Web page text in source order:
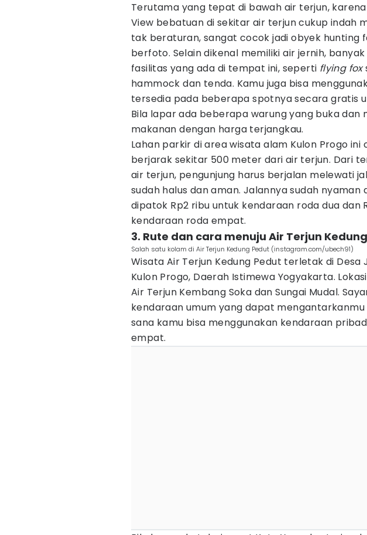
Terutama yang tepat di bawah air terjun,
View bebatuan di sekitar air terjun cukup indah
tak beraturan, sangat cocok jadi obyek hunting
berfoto. Selain dikenal memiliki air jernih,
fasilitas yang ada di tempat ini, seperti flying fox
hammock dan tenda. Kamu juga bisa
tersedia pada beberapa spotnya secara gratis
Bila lapar ada beberapa warung yang buka dan
makanan dengan harga terjangkau.
Lahan parkir di area wisata alam Kulon Progo ini
berjarak sekitar 500 meter dari air terjun. Dari
air terjun, pengunjung harus berjalan melewati
sudah halus dan aman. Jalannya sudah nyaman
dipatok Rp2 ribu untuk kendaraan roda dua dan
kendaraan roda empat.
3. Rute dan cara menuju Air Terjun
Salah satu kolam di Air Terjun Kedung Pedut (instagram.com/ubech91)
Wisata Air Terjun Kedung Pedut terletak di Desa
Kulon Progo, Daerah Istimewa Yogyakarta.
Air Terjun Kembang Soka dan Sungai Mudal.
kendaraan umum yang dapat mengantarkanmu
sana kamu bisa menggunakan kendaraan
empat.